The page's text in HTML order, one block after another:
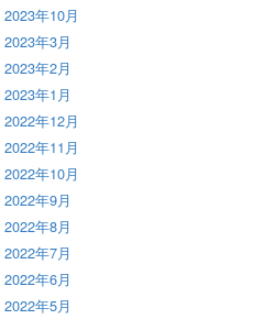
2023年10月
2023年3月
2023年2月
2023年1月
2022年12月
2022年11月
2022年10月
2022年9月
2022年8月
2022年7月
2022年6月
2022年5月